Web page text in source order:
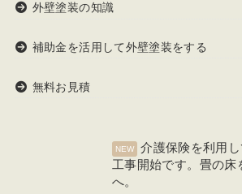
外壁塗装の知識
補助金を活用して外壁塗装をする
無料お見積
介護保険を利用
工事開始です。畳の床
へ。